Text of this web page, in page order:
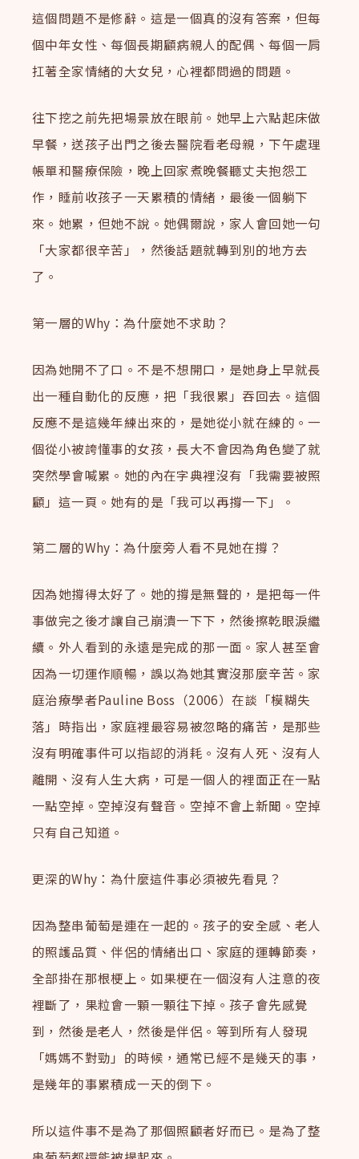
這個問題不是修辭。這是一個真的沒有答案，但每
個中年女性、每個長期顧病親人的配偶、每個一肩
扛著全家情緒的大女兒，心裡都問過的問題。
往下挖之前先把場景放在眼前。她早上六點起床做
早餐，送孩子出門之後去醫院看老母親，下午處理
帳單和醫療保險，晚上回家煮晚餐聽丈夫抱怨工
作，睡前收孩子一天累積的情緒，最後一個躺下
來。她累，但她不說。她偶爾說，家人會回她一句
「大家都很辛苦」，然後話題就轉到別的地方去
了。
第一層的Why：為什麼她不求助？
因為她開不了口。不是不想開口，是她身上早就長
出一種自動化的反應，把「我很累」吞回去。這個
反應不是這幾年練出來的，是她從小就在練的。一
個從小被誇懂事的女孩，長大不會因為角色變了就
突然學會喊累。她的內在字典裡沒有「我需要被照
顧」這一頁。她有的是「我可以再撐一下」。
第二層的Why：為什麼旁人看不見她在撐？
因為她撐得太好了。她的撐是無聲的，是把每一件
事做完之後才讓自己崩潰一下下，然後擦乾眼淚繼
續。外人看到的永遠是完成的那一面。家人甚至會
因為一切運作順暢，誤以為她其實沒那麼辛苦。家
庭治療學者Pauline Boss（2006）在談「模糊失
落」時指出，家庭裡最容易被忽略的痛苦，是那些
沒有明確事件可以指認的消耗。沒有人死、沒有人
離開、沒有人生大病，可是一個人的裡面正在一點
一點空掉。空掉沒有聲音。空掉不會上新聞。空掉
只有自己知道。
更深的Why：為什麼這件事必須被先看見？
因為整串葡萄是連在一起的。孩子的安全感、老人
的照護品質、伴侶的情緒出口、家庭的運轉節奏，
全部掛在那根梗上。如果梗在一個沒有人注意的夜
裡斷了，果粒會一顆一顆往下掉。孩子會先感覺
到，然後是老人，然後是伴侶。等到所有人發現
「媽媽不對勁」的時候，通常已經不是幾天的事，
是幾年的事累積成一天的倒下。
所以這件事不是為了那個照顧者好而已。是為了整